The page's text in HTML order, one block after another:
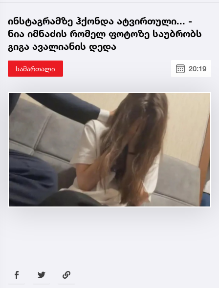
ინსტაგრამზე ჰქონდა ატვირთული... -
ნია იმნაძის რომელ ფოტოზე საუბრობს
გიგა ავალიანის დედა
სამართალი 20:19